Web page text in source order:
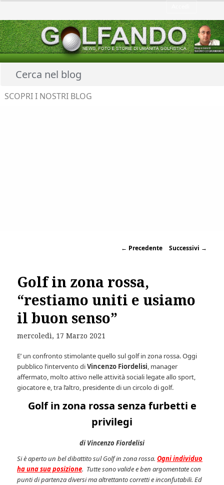
← Precedente Successivi →
Golf in zona rossa,
“restiamo uniti e usiamo
il buon senso”
mercoledì, 17 Marzo 2021
E’ un confronto stimolante quello sul golf in zona rossa. Oggi
pubblico l’intervento diVincenzo Fiordelisi, manager
affermato, molto attivo nelle attività sociali legate allo sport,
giocatore e, tra l’altro, presidente di un circolo di golf.
Golf in zona rossa senza furbetti e
privilegi
di Vincenzo Fiordelisi
Si è aperto un bel dibattito sul Golf in zona rossa.Ogni individuo
ha una sua posizione. Tutte sono valide e ben argomentate con
punti di partenza diversi ma altrettanto corretti e inconfutabili. Ed